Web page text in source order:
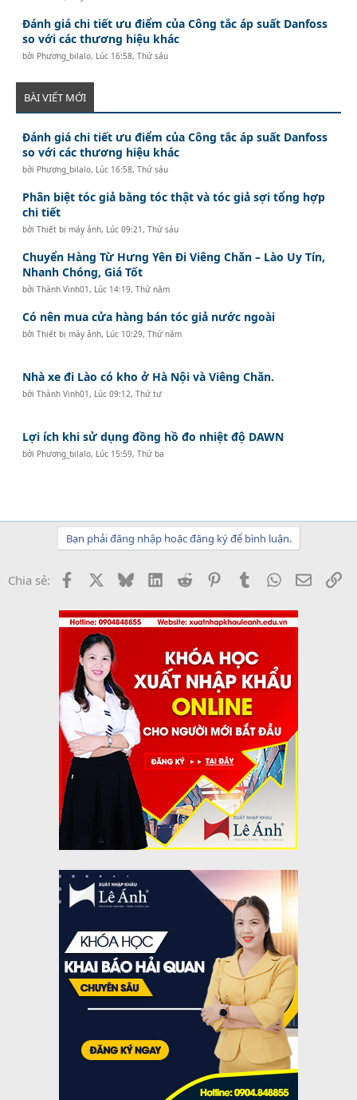
Đánh giá chi tiết ưu điểm của Công tắc áp suất Danfoss
so với các thương hiệu khác
bởi Phương_bilalo, Lúc 16:58, Thứ sáu
BÀI VIẾT MỚI
Đánh giá chi tiết ưu điểm của Công tắc áp suất Danfoss
so với các thương hiệu khác
bởi Phương_bilalo, Lúc 16:58, Thứ sáu
Phân biệt tóc giả bằng tóc thật và tóc giả sợi tổng hợp
chi tiết
bởiThiết bị máy ảnh, Lúc 09:21, Thứ sáu
Chuyển Hàng Từ Hưng Yên Đi Viêng Chăn – Lào Uy Tín,
Nhanh Chóng, Giá Tốt
bởiThành Vinh01 , Lúc 14:19, Thứ năm
Có nên mua cửa hàng bán tóc giả nước ngoài
bởiThiết bị máy ảnh, Lúc 10:29, Thứ năm
Nhà xe đi Lào có kho ở Hà Nội và Viêng Chăn.
bởiThành Vinh01 , Lúc 09:12, Thứ tư
Lợi ích khi sử dụng đồng hồ đo nhiệt độ DAWN
bởi Phương_bilalo, Lúc 15:59, Thứ ba
Bạn phải đăng nhập hoặc đăng ký để bình luận.
Chia sẻ: Facebook BlueskyLinkedInReddit PinterestTumblrWhatsApp
Email